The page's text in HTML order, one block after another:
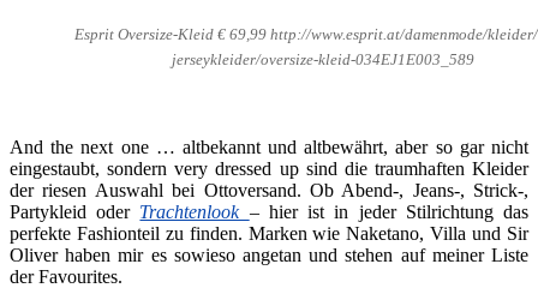
Esprit Oversize-Kleid € 69,99 http://www.esprit.at/damenmode/
jerseykleider/oversize-kleid-034EJ1E003_589
And the next one … altbekannt und altbewährt, aber so gar nicht
eingestaubt, sondern very dressed up sind die traumhaften Kleider
der riesen Auswahl bei Ottoversand. Ob Abend-, Jeans-, Strick-,
Partykleid oder Trachtenlook – hier ist in jeder Stilrichtung das
perfekte Fashionteil zu finden. Marken wie Naketano, Villa und Sir
Oliver haben mir es sowieso angetan und stehen auf meiner Liste
der Favourites.